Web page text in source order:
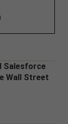
Salesforce
Wall Street